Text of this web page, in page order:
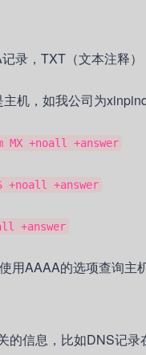
录，TXT（文本注释）
机，如我公司为
MX +noall +answer
+noall +answer
+answer
用AAAA的选项查询主
信息，比如DNS记